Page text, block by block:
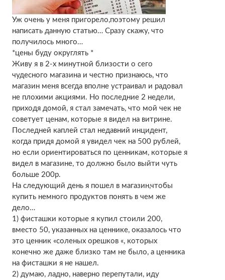
Уж очень у меня пригорело,поэтому решил
написать данную статью… Сразу скажу, что
получилось много…
*цены буду округлять *
Живу я в 2-х минутной близости о сего
чудесного магазина и честно признаюсь, что
магазин меня всегда вполне устраивал и радовал
не плохими акциями. Но последние 2 недели,
приходя домой, я стал замечать, что мой чек не
советует ценам, которые я видел на витрине.
Последней каплей стал недавний инцидент,
когда придя домой я увидел чек на 500 рублей,
но если ориентироваться по ценникам, которые я
видел в магазине, то должно было выйти чуть
больше 200р.
На следующий день я пошел в магазин,чтобы
купить немного продуктов понять в чем же
дело…
1) фисташки которые я купил стоили 200,
вместо 50, указанных на ценнике, оказалось что
это ценник «соленых орешков «, которых
конечно же даже близко там не было, а ценника
на фисташки я не нашел.
2) думаю, ладно, наверно перепутали, иду